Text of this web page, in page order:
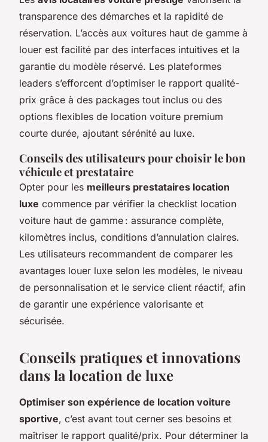
transparence des démarches et la rapidité de
réservation. L’accès aux voitures haut de gamme à
louer est facilité par des interfaces intuitives et la
garantie du modèle réservé. Les plateformes
leaders s’efforcent d’optimiser le rapport qualité-
prix grâce à des packages tout inclus ou des
options flexibles de location voiture premium
courte durée, ajoutant sérénité au luxe.
Conseils des utilisateurs pour choisir le bon
véhicule et prestataire
Opter pour les meilleurs prestataires location
luxe commence par vérifier la checklist location
voiture haut de gamme : assurance complète,
kilomètres inclus, conditions d’annulation claires.
Les utilisateurs recommandent de comparer les
avantages louer luxe selon les modèles, le niveau
de personnalisation et le service client réactif, afin
de garantir une expérience valorisante et
sécurisée.
Conseils pratiques et innovations
dans la location de luxe
Optimiser son expérience de location voiture
sportive, c’est avant tout cerner ses besoins et
maîtriser le rapport qualité/prix. Pour déterminer la